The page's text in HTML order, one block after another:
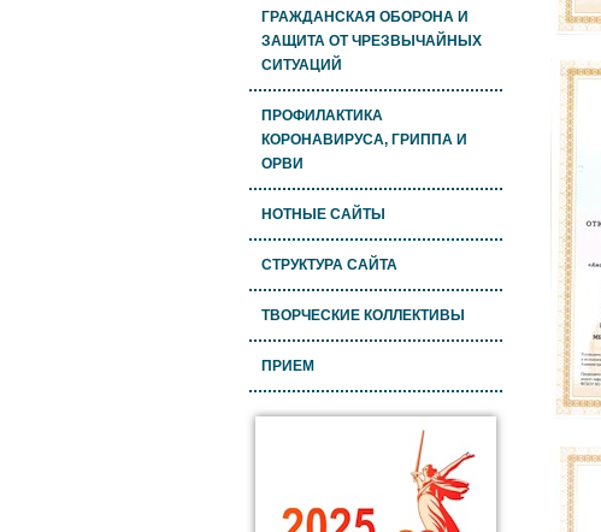
ГРАЖДАНСКАЯ ОБОРОНА И
ЗАЩИТА ОТ ЧРЕЗВЫЧАЙНЫХ
СИТУАЦИЙ
ПРОФИЛАКТИКА
КОРОНАВИРУСА, ГРИППА И
ОРВИ
НОТНЫЕ САЙТЫ
СТРУКТУРА САЙТА
ТВОРЧЕСКИЕ КОЛЛЕКТИВЫ
ПРИЕМ